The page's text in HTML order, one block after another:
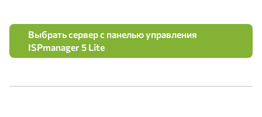
Выбрать сервер с панелью управления
ISPmanager 5 Lite